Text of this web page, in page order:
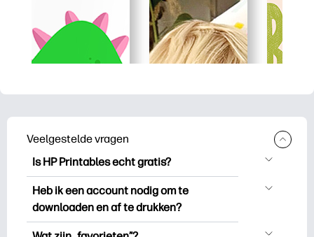
Veelgestelde vragen
Is HP Printables echt gratis?
HP Printables biedt meer dan 2.500
gratis printables om te downloaden en
Heb ik een account nodig om te
downloaden en af te drukken?
Je kunt ontdekken en printen zonder een